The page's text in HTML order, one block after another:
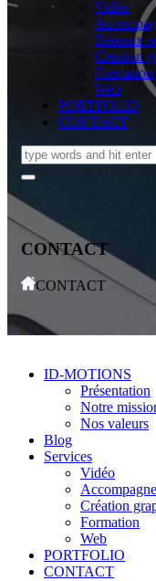
Vidéo
Réseaux
Création
Formation
Web
PORTFOLIO
CONTACT
CONTACT
CONTACT
ID-MOTIONS
Présentation
Notre
Nos valeurs
Blog
Services
Vidéo
Création
Formation
Web
PORTFOLIO
CONTACT